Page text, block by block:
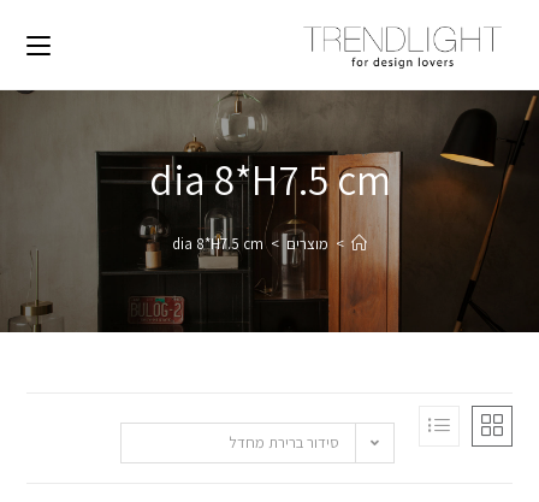
dia 8*H7.5 cm
> מוצרים >
dia 8*H7.5 cm
סידור ברירת מחדל